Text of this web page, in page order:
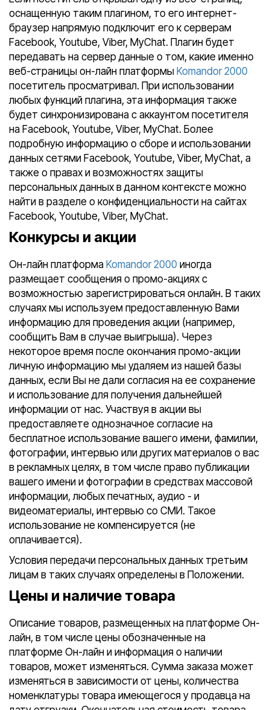
оснащенную таким плагином, то его интернет-
браузер напрямую подключит его к серверам
Facebook, Youtube, Viber, MyChat. Плагин будет
передавать на сервер данные о том, какие именно
веб-страницы он-лайн платформы Komandor 2000
посетитель просматривал. При использовании
любых функций плагина, эта информация также
будет синхронизирована с аккаунтом посетителя
на Facebook, Youtube, Viber, MyChat. Более
подробную информацию о сборе и использовании
данных сетями Facebook, Youtube, Viber, MyChat, а
также о правах и возможностях защиты
персональных данных в данном контексте можно
найти в разделе о конфиденциальности на сайтах
Facebook, Youtube, Viber, MyChat.
Конкурсы и акции
Он-лайн платформа Komandor 2000 иногда
размещает сообщения о промо-акциях с
возможностью зарегистрироваться онлайн. В таких
случаях мы используем предоставленную Вами
информацию для проведения акции (например,
сообщить Вам в случае выигрыша). Через
некоторое время после окончания промо-акции
личную информацию мы удаляем из нашей базы
данных, если Вы не дали согласия на ее сохранение
и использование для получения дальнейшей
информации от нас. Участвуя в акции вы
предоставляете однозначное согласие на
бесплатное использование вашего имени, фамилии,
фотографии, интервью или других материалов о вас
в рекламных целях, в том числе право публикации
вашего имени и фотографии в средствах массовой
информации, любых печатных, аудио - и
видеоматериалы, интервью со СМИ. Такое
использование не компенсируется (не
оплачивается).
Условия передачи персональных данных третьим
лицам в таких случаях определены в Положении.
Цены и наличие товара
Описание товаров, размещенных на платформе Он-
лайн, в том числе цены обозначенные на
платформе Он-лайн и информация о наличии
товаров, может изменяться. Сумма заказа может
изменяться в зависимости от цены, количества
номенклатуры товара имеющегося у продавца на